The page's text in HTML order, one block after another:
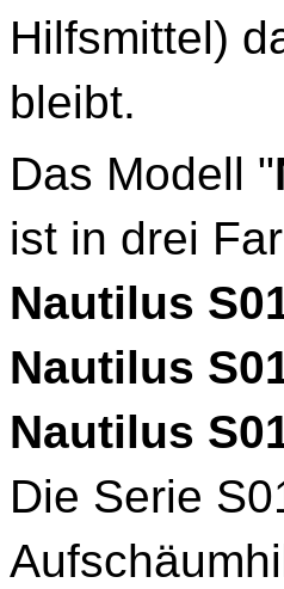
Hilfsmittel)
bleibt.
Das Modell "
ist in drei
Nautilus
Nautilus
Nautilus
Die Serie